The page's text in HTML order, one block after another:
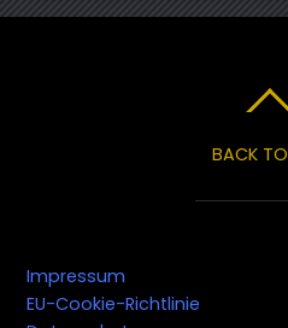
BACK
Impressum
EU-Cookie-Richtlinie